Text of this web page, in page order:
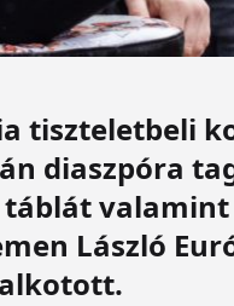
tiszteletbeli
diaszpóra
valamint
László